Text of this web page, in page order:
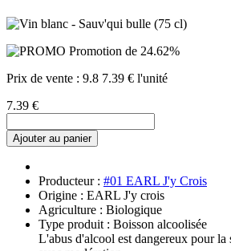
Promotion de 24.62%
Prix de vente : 9.8 7.39 € l'unité
7.39 €
Ajouter au panier
Producteur : #01 EARL J'y Crois
Origine : EARL J'y crois
Agriculture : Biologique
Type produit : Boisson alcoolisée
L'abus d'alcool est dangereux pour la